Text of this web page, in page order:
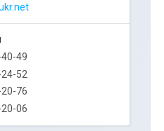
49
52
76
06